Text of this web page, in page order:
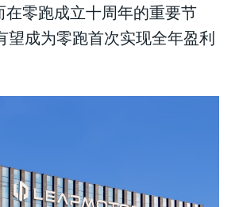
在零跑成立十周年的重要节
望成为零跑首次实现全年盈利